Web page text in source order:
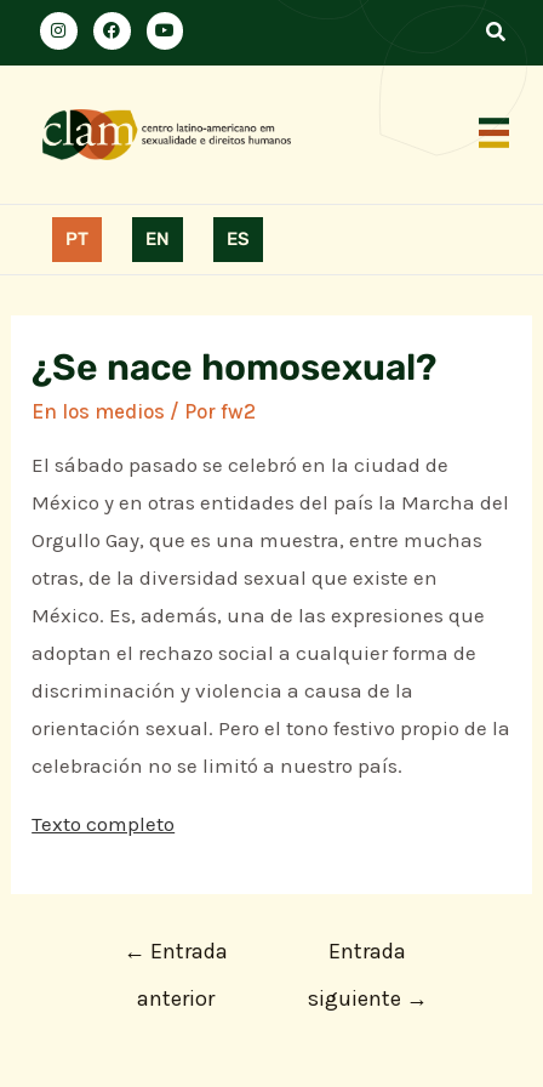
PT EN ES
¿Se nace homosexual?
En los medios / Porfw2
El sábado pasado se celebró en la ciudad de
México y en otras entidades del país la Marcha del
Orgullo Gay, que es una muestra, entre muchas
otras, de la diversidad sexual que existe en
México. Es, además, una de las expresiones que
adoptan el rechazo social a cualquier forma de
discriminación y violencia a causa de la
orientación sexual. Pero el tono festivo propio de la
celebración no se limitó a nuestro país.
Texto completo
← Entrada
anterior
Entrada
siguiente →